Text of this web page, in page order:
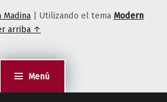
Menú
Madina | Utilizando el tema Modern
arriba ↑